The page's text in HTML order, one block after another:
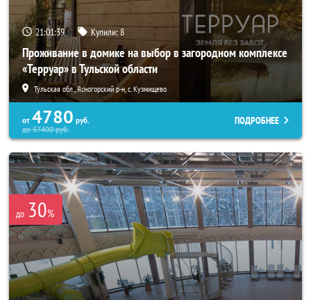
21:01:38 Купили:8
Проживание в домике на выбор в загородном комплексе
«Терруар» в Тульской области
Тульская обл., Ясногорский р-н, с. Кузмищево
от 4780 руб.
до57400руб.
ПОДРОБНЕЕ
до 30%